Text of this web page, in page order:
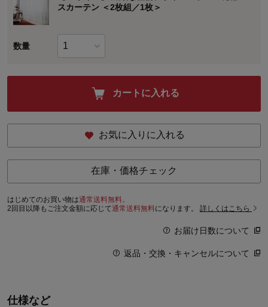
スカーテン ＜2枚組／1枚＞
数量
カートに入れる
お気に入りに入れる
在庫・価格チェック
はじめてのお買い物は通常送料無料。
2回目以降もご注文金額に応じて通常送料無料になります。 詳しくはこちら
お届け日数について
返品・交換・キャンセルについて
仕様など